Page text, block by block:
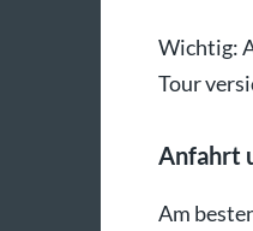
Wichtig:
Tour
Anfahrt
Am